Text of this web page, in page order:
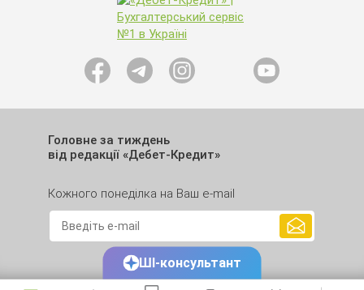
Головне за тиждень
від редакції «Дебет-Кредит»
Кожного понеділка на Ваш e-mail
ШІ-консультант